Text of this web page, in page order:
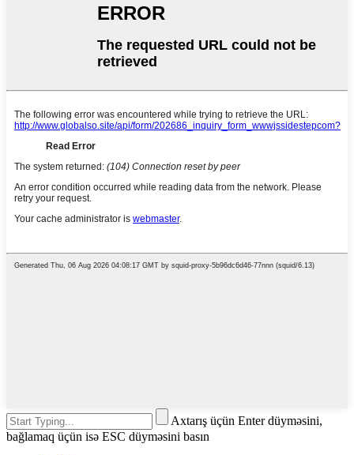
Axtarış üçün Enter düyməsini,
bağlamaq üçün isə ESC düyməsini basın